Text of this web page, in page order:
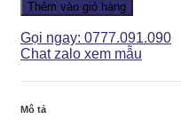
Điệp
-
LHD039
số
lượng
Thêm vào giỏ hàng
Gọi ngay: 0777.091.090
Chat zalo xem mẫu
Mô tả